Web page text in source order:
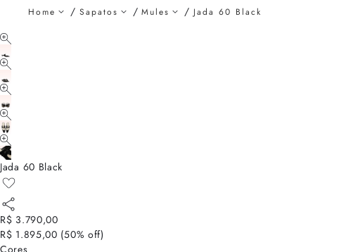
Home Sapatos Mules Jada 60 Black
Jada 60 Black
R$ 3.790,00
R$ 1.895,00 (50% off)